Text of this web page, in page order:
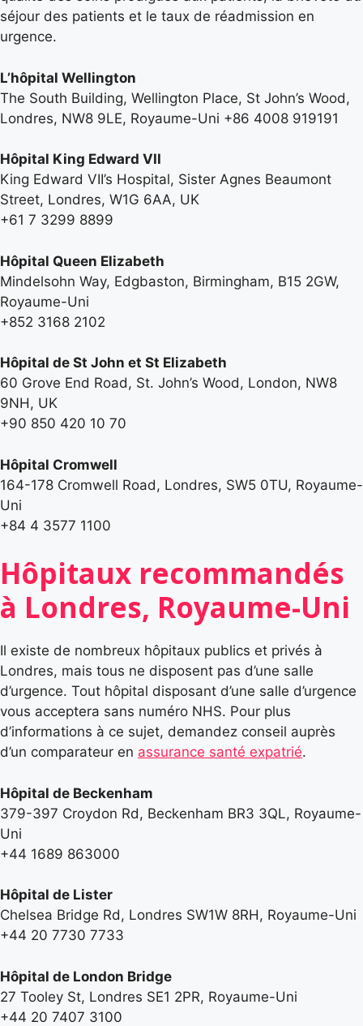
séjour des patients et le taux de réadmission en
urgence.
L’hôpital Wellington
The South Building, Wellington Place, St John’s Wood,
Londres, NW8 9LE, Royaume-Uni +86 4008 919191
Hôpital King Edward VII
King Edward VII’s Hospital, Sister Agnes Beaumont
Street, Londres, W1G 6AA, UK
+61 7 3299 8899
Hôpital Queen Elizabeth
Mindelsohn Way, Edgbaston, Birmingham, B15 2GW,
Royaume-Uni
+852 3168 2102
Hôpital de St John et St Elizabeth
60 Grove End Road, St. John’s Wood, London, NW8
9NH, UK
+90 850 420 10 70
Hôpital Cromwell
164-178 Cromwell Road, Londres, SW5 0TU, Royaume-
Uni
+84 4 3577 1100
Hôpitaux recommandés
à Londres, Royaume-Uni
Il existe de nombreux hôpitaux publics et privés à
Londres, mais tous ne disposent pas d’une salle
d’urgence. Tout hôpital disposant d’une salle d’urgence
vous acceptera sans numéro NHS. Pour plus
d’informations à ce sujet, demandez conseil auprès
d’un comparateur en assurance santé expatrié.
Hôpital de Beckenham
379-397 Croydon Rd, Beckenham BR3 3QL, Royaume-
Uni
+44 1689 863000
Hôpital de Lister
Chelsea Bridge Rd, Londres SW1W 8RH, Royaume-Uni
+44 20 7730 7733
Hôpital de London Bridge
27 Tooley St, Londres SE1 2PR, Royaume-Uni
+44 20 7407 3100